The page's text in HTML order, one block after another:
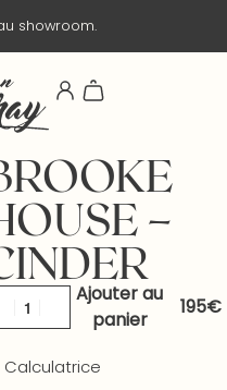
showroom.
–
Ajouter au
panier
Calculatrice